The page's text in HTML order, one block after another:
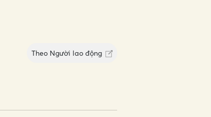
Theo Người lao động